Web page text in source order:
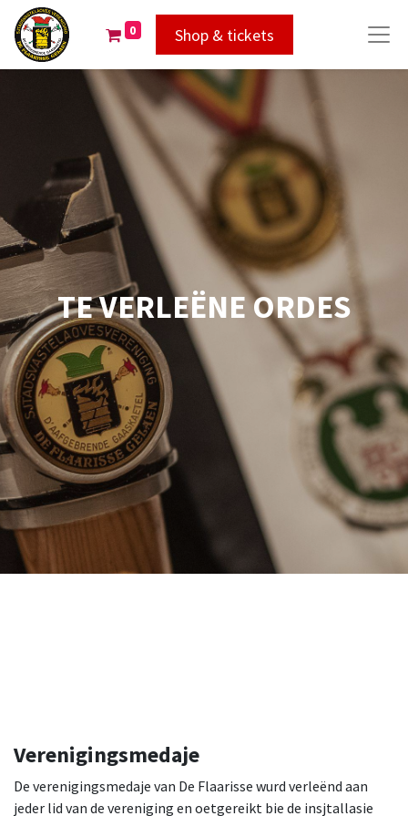
0 Shop & tickets
TE VERLEËNE ORDES
Verenigingsmedaje
De verenigingsmedaje van De Flaarisse wurd verleënd aan
jeder lid van de vereniging en oetgereikt bie de insjtallasie